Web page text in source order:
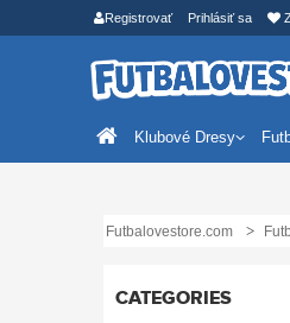
Registrovať Prihlásiť sa
Klubové Dresy
Futbalovestore.com
CATEGORIES